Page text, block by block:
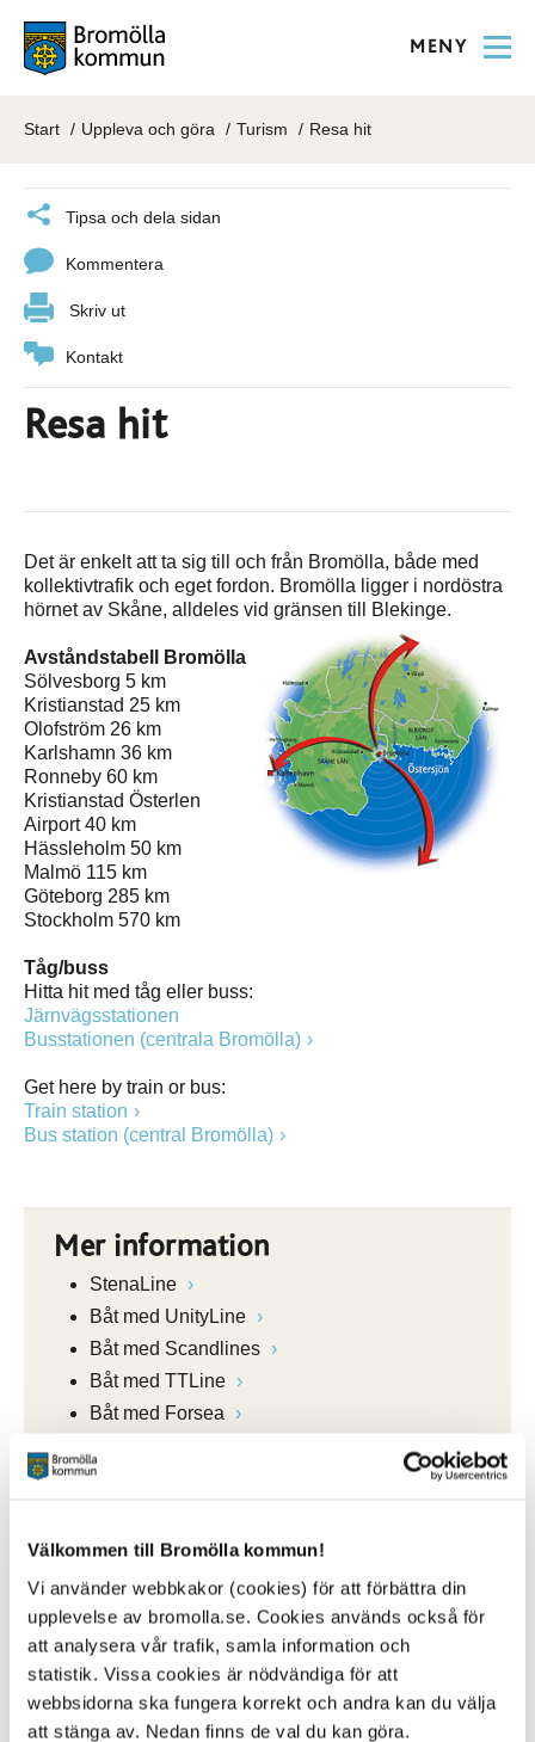
Välkommen till Bromölla kommun!
Vi använder webbkakor (cookies) för att förbättra din
upplevelse av bromolla.se. Cookies används också för
att analysera vår trafik, samla information och
statistik. Vissa cookies är nödvändiga för att
webbsidorna ska fungera korrekt och andra kan du välja
att stänga av. Nedan finns de val du kan göra.
MENY
Start Uppleva och göra Turism Resa hit
Tipsa och dela sidan
Kommentera
Skriv ut
Kontakt
Resa hit
Det är enkelt att ta sig till och från Bromölla, både med
kollektivtrafik och eget fordon. Bromölla ligger i nordöstra
hörnet av Skåne, alldeles vid gränsen till Blekinge.
Avståndstabell Bromölla
Sölvesborg 5 km
Kristianstad 25 km
Olofström 26 km
Karlshamn 36 km
Ronneby 60 km
Kristianstad Österlen
Airport 40 km
Hässleholm 50 km
Malmö 115 km
Göteborg 285 km
Stockholm 570 km
Tåg/buss
Hitta hit med tåg eller buss:
Järnvägsstationen
Busstationen (centrala Bromölla)
Get here by train or bus:
Train station
Bus station (central Bromölla)
Mer information
StenaLine
Båt med UnityLine
Båt med Scandlines
Båt med TTLine
Båt med Forsea
Flyg till Kristianstad Österlen Airport
Tåg eller buss med Skånetrafiken
Tåg med SJ
Flyg till Copenhagen Airport